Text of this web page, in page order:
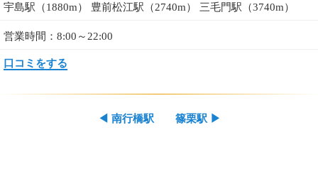
宇島駅（1880m） 豊前松江駅（2740m） 三毛門駅（3740m）
営業時間：8:00～22:00
口コミをする
◀ 南行橋駅 篠栗駅 ▶